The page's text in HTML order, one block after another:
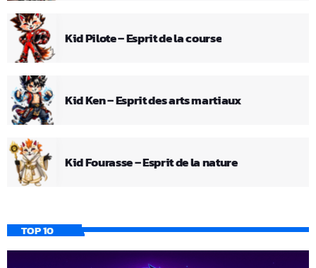
Kid Pilote – Esprit de la course
Kid Ken – Esprit des arts martiaux
Kid Fourasse – Esprit de la nature
TOP 10